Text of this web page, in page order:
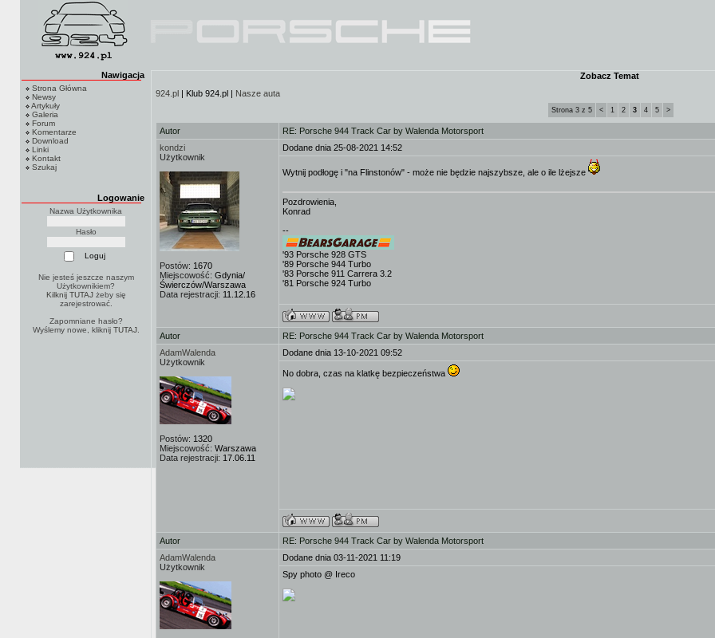
Nawigacja
Strona Główna
Newsy
Artykuły
Galeria
Forum
Komentarze
Download
Linki
Kontakt
Szukaj
Logowanie
Nazwa Użytkownika
Hasło
Nie jesteś jeszcze naszym
Użytkownikiem?
Kilknij TUTAJżeby się
zarejestrować.
Zapomniane hasło?
Wyślemy nowe, kliknij TUTAJ.
Zobacz Temat
924.pl | Klub 924.pl | Nasze auta
Strona 3 z 5 < 1 2 3 4 5 >
Autor
RE: Porsche 944 Track Car by Walenda Motorsport
kondzi
Użytkownik
Postów: 1670
Miejscowość: Gdynia/
Świerczów/Warszawa
Data rejestracji: 11.12.16
Dodane dnia 25-08-2021 14:52
Wytnij podłogę i "na Flinstonów" - może nie będzie najszybsze, ale o ile lżejsze
Pozdrowienia,
Konrad
--
'93 Porsche 928 GTS
'89 Porsche 944 Turbo
'83 Porsche 911 Carrera 3.2
'81 Porsche 924 Turbo
Autor
RE: Porsche 944 Track Car by Walenda Motorsport
AdamWalenda
Użytkownik
Postów: 1320
Miejscowość: Warszawa
Data rejestracji: 17.06.11
Dodane dnia 13-10-2021 09:52
No dobra, czas na klatkę bezpieczeństwa
Autor
RE: Porsche 944 Track Car by Walenda Motorsport
AdamWalenda
Użytkownik
Dodane dnia 03-11-2021 11:19
Spy photo @ Ireco